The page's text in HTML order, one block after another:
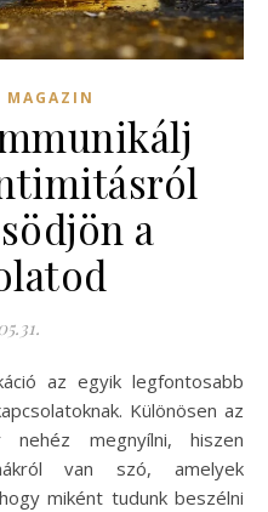
MAGAZIN
a
Különösen az
megnyílni, hiszen
van szó, amelyek
miként tudunk beszélni